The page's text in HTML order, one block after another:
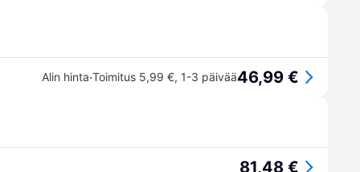
Alin hinta·Toimitus 5,99 €, 1-3 päivää46,99 €
81,48 €